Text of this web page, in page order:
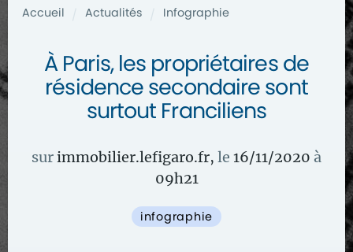
Accueil Actualités Infographie
À Paris, les propriétaires de
résidence secondaire sont
surtout Franciliens
surimmobilier.lefigaro.fr, le 16/11/2020 à
09h21
infographie